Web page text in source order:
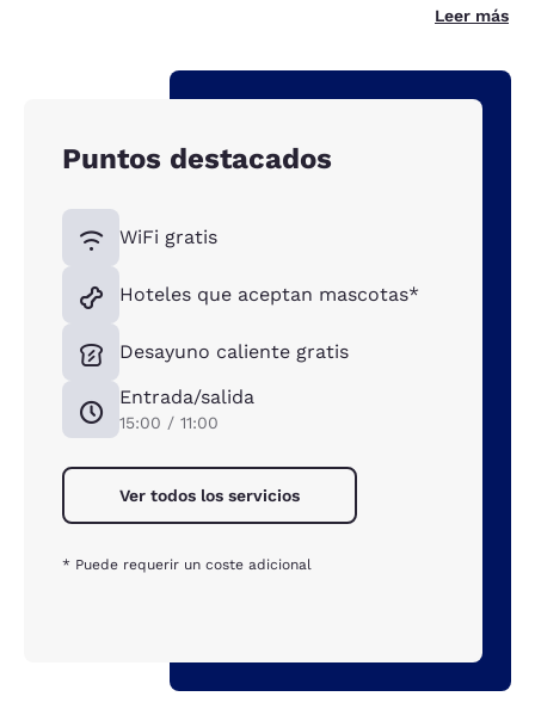
Leer más
Puntos destacados
WiFi gratis
Hoteles que aceptan mascotas*
Desayuno caliente gratis
Entrada/salida
15:00 / 11:00
Ver todos los servicios
* Puede requerir un coste adicional